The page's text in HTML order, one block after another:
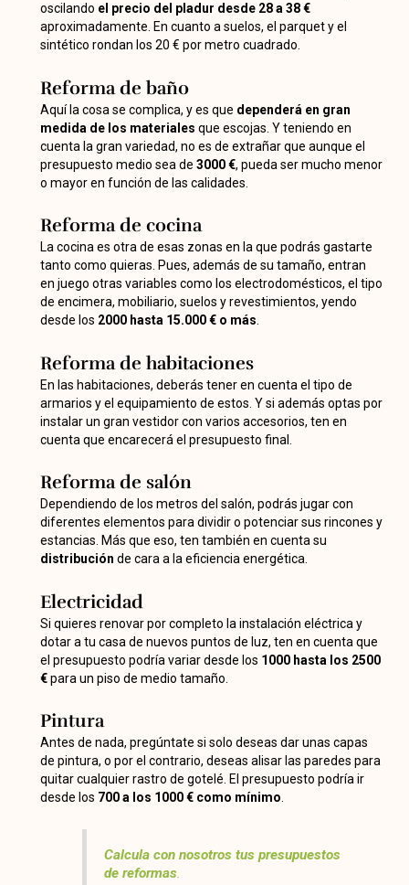
oscilando el precio del pladur desde 28 a 38 €
aproximadamente. En cuanto a suelos, el parquet y el
sintético rondan los 20 € por metro cuadrado.
Reforma de baño
Aquí la cosa se complica, y es que dependerá en gran
medida de los materiales que escojas. Y teniendo en
cuenta la gran variedad, no es de extrañar que aunque el
presupuesto medio sea de 3000 €, pueda ser mucho menor
o mayor en función de las calidades.
Reforma de cocina
La cocina es otra de esas zonas en la que podrás gastarte
tanto como quieras. Pues, además de su tamaño, entran
en juego otras variables como los electrodomésticos, el tipo
de encimera, mobiliario, suelos y revestimientos, yendo
desde los 2000 hasta 15.000 € o más.
Reforma de habitaciones
En las habitaciones, deberás tener en cuenta el tipo de
armarios y el equipamiento de estos. Y si además optas por
instalar un gran vestidor con varios accesorios, ten en
cuenta que encarecerá el presupuesto final.
Reforma de salón
Dependiendo de los metros del salón, podrás jugar con
diferentes elementos para dividir o potenciar sus rincones y
estancias. Más que eso, ten también en cuenta su
distribución de cara a la eficiencia energética.
Electricidad
Si quieres renovar por completo la instalación eléctrica y
dotar a tu casa de nuevos puntos de luz, ten en cuenta que
el presupuesto podría variar desde los 1000 hasta los 2500
€para un piso de medio tamaño.
Pintura
Antes de nada, pregúntate si solo deseas dar unas capas
de pintura, o por el contrario, deseas alisar las paredes para
quitar cualquier rastro de gotelé. El presupuesto podría ir
desde los 700 a los 1000 € como mínimo.
Calcula con nosotros tus presupuestos
de reformas.